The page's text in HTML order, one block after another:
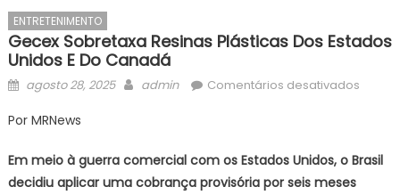
ENTRETENIMENTO
Gecex Sobretaxa Resinas Plásticas Dos Estados
Unidos E Do Canadá
Posted
agosto 28, 2025 Author
admin Comentários desativadosem
Por MRNews
Em meio à guerra comercial com os Estados Unidos, o Brasil
decidiu aplicar uma cobrança provisória por seis meses